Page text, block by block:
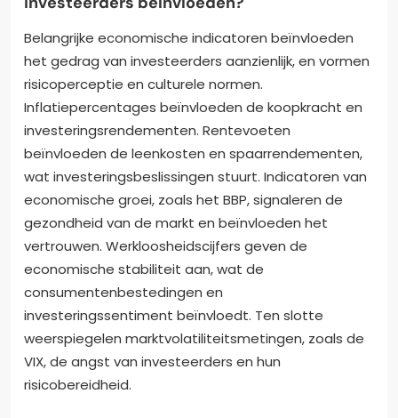
Belangrijke economische indicatoren beïnvloeden
het gedrag van investeerders aanzienlijk, en vormen
risicoperceptie en culturele normen.
Inflatiepercentages beïnvloeden de koopkracht en
investeringsrendementen. Rentevoeten
beïnvloeden de leenkosten en spaarrendementen,
wat investeringsbeslissingen stuurt. Indicatoren van
economische groei, zoals het BBP, signaleren de
gezondheid van de markt en beïnvloeden het
vertrouwen. Werkloosheidscijfers geven de
economische stabiliteit aan, wat de
consumentenbestedingen en
investeringssentiment beïnvloedt. Ten slotte
weerspiegelen marktvolatiliteitsmetingen, zoals de
VIX, de angst van investeerders en hun
risicobereidheid.